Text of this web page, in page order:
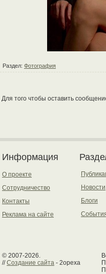
Раздел: Фотография
Для того чтобы оставить
Информация
О проекте
Сотрудничество
Контакты
Реклама на сайте
Новости
Блоги
© 2007-2026.
//Создание сайта - 2opexa